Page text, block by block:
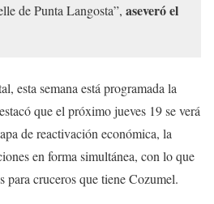
de Punta Langosta”, aseveró el
esta semana está programada la
que el próximo jueves 19 se verá
de reactivación económica, la
en forma simultánea, con lo que
para cruceros que tiene Cozumel.